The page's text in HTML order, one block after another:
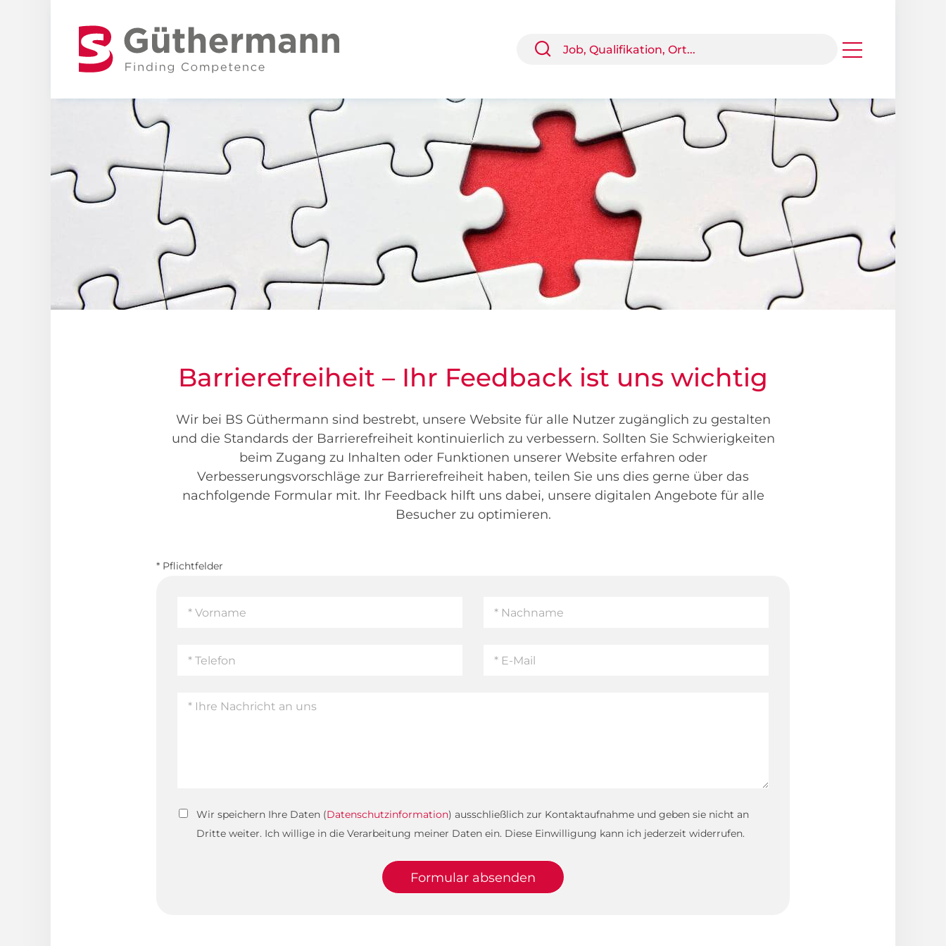
Barrierefreiheit – Ihr Feedback ist uns wichtig
Wir bei BS Güthermann sind bestrebt, unsere Website für alle Nutzer zugänglich zu gestalten
und die Standards der Barrierefreiheit kontinuierlich zu verbessern. Sollten Sie Schwierigkeiten
beim Zugang zu Inhalten oder Funktionen unserer Website erfahren oder
Verbesserungsvorschläge zur Barrierefreiheit haben, teilen Sie uns dies gerne über das
nachfolgende Formular mit. Ihr Feedback hilft uns dabei, unsere digitalen Angebote für alle
Besucher zu optimieren.
* Pflichtfelder
Wir speichern Ihre Daten (Datenschutzinformation) ausschließlich zur Kontaktaufnahme und geben sie nicht an
Dritte weiter. Ich willige in die Verarbeitung meiner Daten ein. Diese Einwilligung kann ich jederzeit widerrufen.
Formular absenden